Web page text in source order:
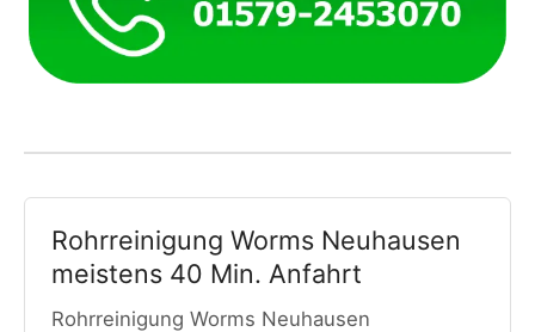
Rohrreinigung Worms Neuhausen
meistens 40 Min. Anfahrt
Rohrreinigung Worms Neuhausen